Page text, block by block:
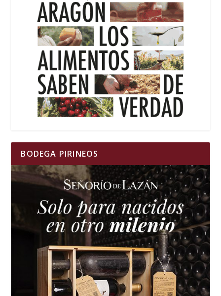
BODEGA PIRINEOS